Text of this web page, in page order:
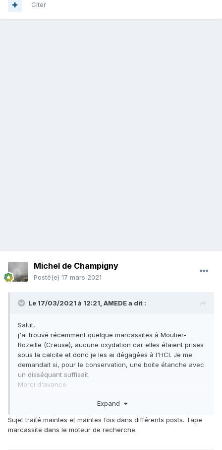
Citer
Michel de Champigny
Posté(e) 17 mars 2021
Le 17/03/2021 à 12:21, AMEDEa dit :
Salut,
j'ai trouvé récemment quelque marcassites à Moutier-
Rozeille (Creuse), aucune oxydation car elles étaient prises
sous la calcite et donc je les ai dégagées à l'HCl. Je me
demandait si, pour le conservation, une boite étanche avec
un disséquant suffisait.
Merci d'avance
Expand
Sujet traité maintes et maintes fois dans différents posts. Tape
marcassite dans le moteur de recherche.